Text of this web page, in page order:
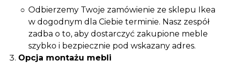
Odbierzemy Twoje zamówienie ze sklepu Ikea
w dogodnym dla Ciebie terminie. Nasz zespół
zadba o to, aby dostarczyć zakupione meble
szybko i bezpiecznie pod wskazany adres.
Opcja montażu mebli